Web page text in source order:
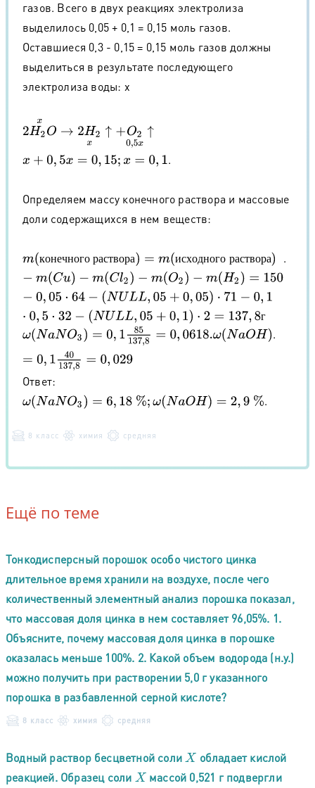
газов. Всего в двух реакциях электролиза
выделилось 0,05 + 0,1 = 0,15 моль газов.
Оставшиеся 0,3 - 0,15 = 0,15 моль газов должны
выделиться в результате последующего
электролиза воды: х
2H2O x→ H2x↑ O 0 5x ↑
x+ 0,5x= 0,15;x =0, 1 .
Определяем массу конечного раствора и массовые
доли содержащихся в нем веществ:
конечного раствора исходного раствора
г
m(конечногораствора)= m( исходногорас твора)−m( u.
ω(NaNO3)=0, 85 137, 8=0,0618. ω( NaOH)=0,140137,8=.
Ответ:
ω(NaNO3)=6, 18%;ω(N aOH)=2,9% .
8 класс химия средняя
Ещё по теме
Тонкодисперсный порошок особо чистого цинка
длительное время хранили на воздухе, после чего
количественный элементный анализ порошка показал,
что массовая доля цинка в нем составляет 96,05%. 1.
Объясните, почему массовая доля цинка в порошке
оказалась меньше 100%. 2. Какой объем водорода (н.у.)
можно получить при растворении 5,0 г указанного
порошка в разбавленной серной кислоте?
8 класс химия средняя
Водный раствор бесцветной соли X
обладает кислой
реакцией. Образец соли X массой 0,521 г подвергли